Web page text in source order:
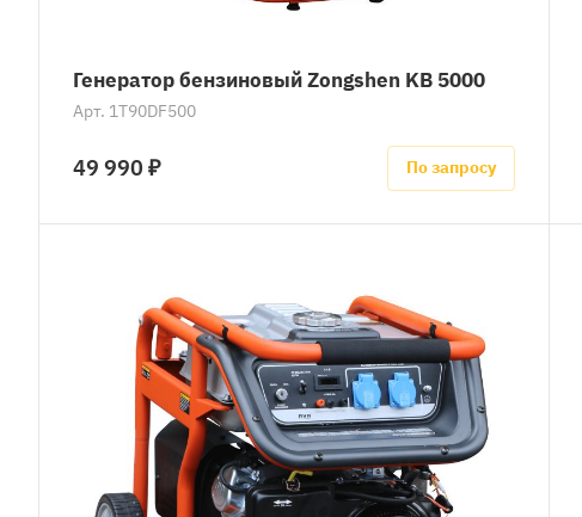
Генератор бензиновый Zongshen KB 5000
Арт. 1T90DF500
49 990 ₽ По запросу